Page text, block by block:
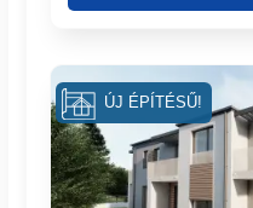
ÚJ ÉPÍTÉSŰ!